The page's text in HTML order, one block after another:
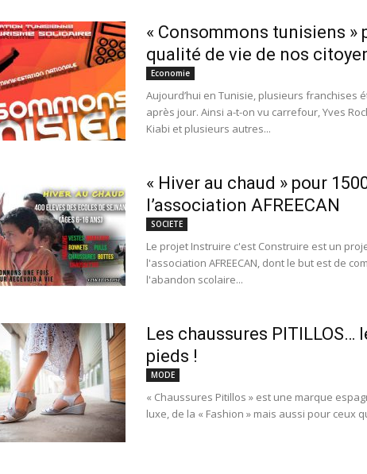
« Consommons tunisiens »
qualité de vie de nos
Economie
Aujourd’hui en Tunisie, plusieurs franchises
après jour. Ainsi a-t-on vu carrefour, Yves
Kiabi et plusieurs autres...
« Hiver au chaud » pour
l’association AFREECAN
SOCIETE
Le projet Instruire c'est Construire est un
l'association AFREECAN, dont le but est de
l'abandon scolaire...
Les chaussures PITILLOS…
pieds !
MODE
« Chaussures Pitillos » est une marque
luxe, de la « Fashion » mais aussi pour ceux